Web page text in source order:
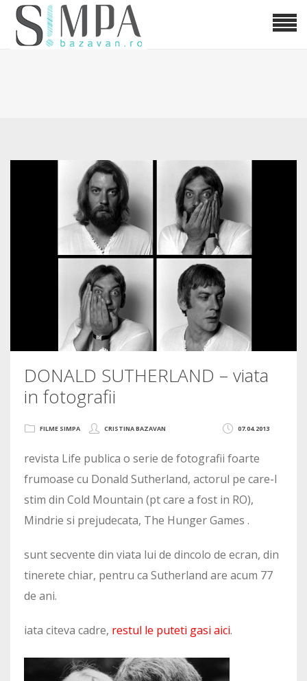
DONALD SUTHERLAND – viata
in fotografii
07.04.2013
FILME SIMPA CRISTINA BAZAVAN
revista Life publica o serie de fotografii foarte
frumoase cu Donald Sutherland, actorul pe care-l
stim din Cold Mountain (pt care a fost in RO),
Mindrie si prejudecata, The Hunger Games .
sunt secvente din viata lui de dincolo de ecran, din
tinerete chiar, pentru ca Sutherland are acum 77
de ani.
iata citeva cadre, restul le puteti gasi aici.